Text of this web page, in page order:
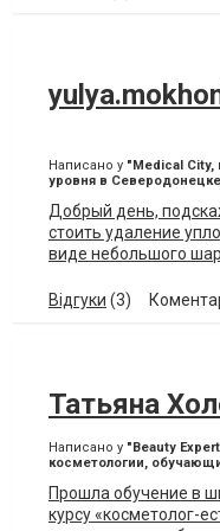
Написано у "Medical Сity,
уровня в
Добрый день,
стоить удаление
виде небольшого
Відгуки (3)
Татьяна
Написано у "Beauty
косметологии,
Прошла обучение в
курсу «косметолог-